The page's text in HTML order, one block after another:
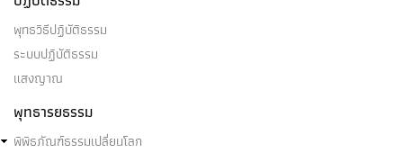
พุทธวิธีปฏิบัติธรรม
ระบบปฏิบัติธรรม
แสงญาณ
พุทธารยธรรม
พิพิธภัณฑ์ธรรมเปลี่ยนโลก